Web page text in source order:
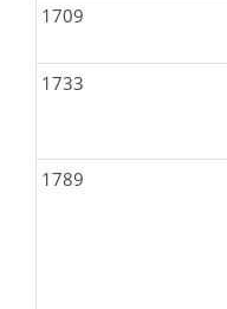
1709
1733
1789